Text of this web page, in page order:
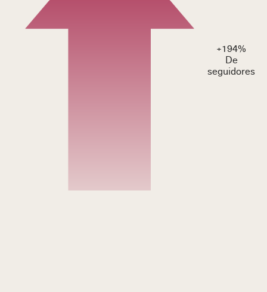
+194%
De
seguidores